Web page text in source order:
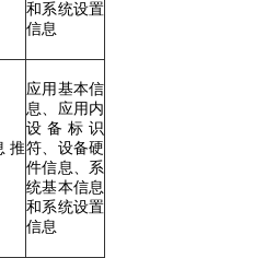
和系统设置
信息
推
应用基本信
息、应用内
设备标识
符、设备硬
件信息、系
统基本信息
和系统设置
信息